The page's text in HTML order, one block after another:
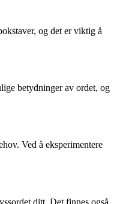
og det er viktig å
betydninger av ordet, og
Ved å eksperimentere
ditt. Det finnes også